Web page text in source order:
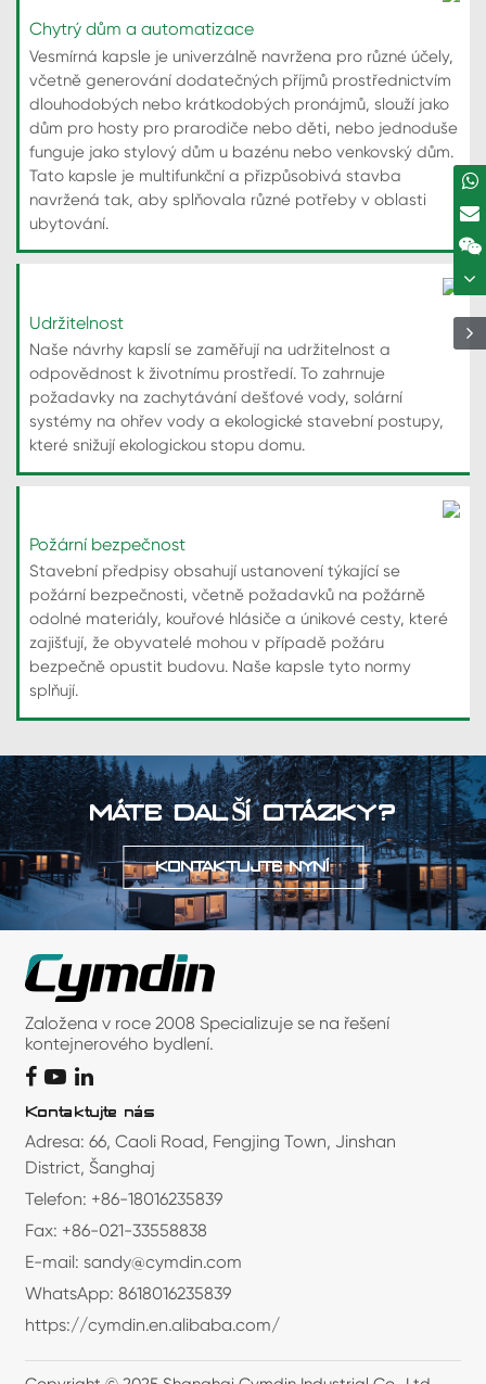
Chytrý dům a automatizace
Vesmírná kapsle je univerzálně navržena pro různé účely,
včetně generování dodatečných příjmů prostřednictvím
dlouhodobých nebo krátkodobých pronájmů, slouží jako
dům pro hosty pro prarodiče nebo děti, nebo jednoduše
funguje jako stylový dům u bazénu nebo venkovský dům.
Tato kapsle je multifunkční a přizpůsobivá stavba
navržená tak, aby splňovala různé potřeby v oblasti
ubytování.
Udržitelnost
Naše návrhy kapslí se zaměřují na udržitelnost a
odpovědnost k životnímu prostředí. To zahrnuje
požadavky na zachytávání dešťové vody, solární
systémy na ohřev vody a ekologické stavební postupy,
které snižují ekologickou stopu domu.
Požární bezpečnost
Stavební předpisy obsahují ustanovení týkající se
požární bezpečnosti, včetně požadavků na požárně
odolné materiály, kouřové hlásiče a únikové cesty, které
zajišťují, že obyvatelé mohou v případě požáru
bezpečně opustit budovu. Naše kapsle tyto normy
splňují.
MÁTE DALŠÍ OTÁZKY?
KONTAKTUJTE NYNÍ
Založena v roce 2008 Specializuje se na řešení
kontejnerového bydlení.
Kontaktujte nás
Adresa: 66, Caoli Road, Fengjing Town, Jinshan
District, Šanghaj
Telefon: +86-18016235839
Fax: +86-021-33558838
E-mail: sandy@cymdin.com
WhatsApp: 8618016235839
https://cymdin.en.alibaba.com/